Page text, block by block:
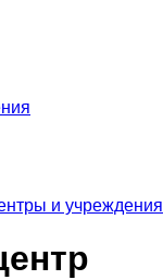
и учреждения